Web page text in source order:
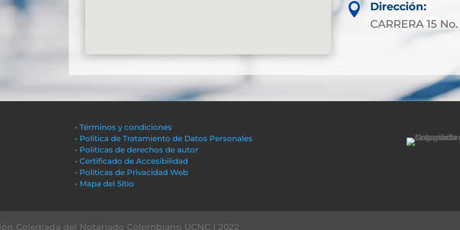

Dirección:
CARRERA 15
• Términos y condiciones
• Política de Tratamiento de Datos Personales
• Políticas de derechos de autor
• Certificado de Accesibilidad
• Políticas de Privacidad Web
• Mapa del Sitio
Colegiada del Notariado Colombiano UCNC | 2022